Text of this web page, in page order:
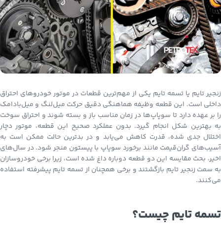
زنجیر تایم یا تسمه تایم یکی از مهم‌ترین قطعات در موتور خودروهای احتراق
داخلی است. این قطعه وظیفه هماهنگی دقیق حرکت میل‌لنگ و میل‌بادامک
را بر عهده دارد تا سوپاپ‌ها در زمان مناسب باز و بسته شوند و احتراق سوخت
به بهترین شکل انجام گیرد. بدون عملکرد صحیح این قطعه، موتور دچار
اختلال جدی شده، قدرت کاهش می‌یابد و در بدترین حالت ممکن است به
آسیب‌های گران‌قیمت مانند برخورد سوپاپ با پیستون منجر شود. در سال‌های
اخیر، بحث مقایسه این دو قطعه دوباره داغ شده است، زیرا برخی خودروسازان
به سمت زنجیر تایم بازگشتند و برخی همچنان از تسمه تایم پیشرفته استفاده
می‌کنند.
تسمه تایم چیست؟